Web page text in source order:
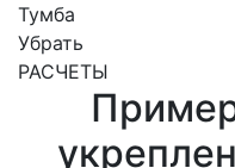
Тумба
Убрать
РАСЧЕТЫ